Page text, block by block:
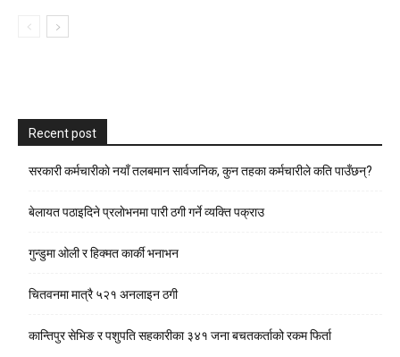
Recent post
सरकारी कर्मचारीकाे नयाँ तलबमान सार्वजनिक, कुन तहका कर्मचारीले कति पाउँछन्?
बेलायत पठाइदिने प्रलाेभनमा पारी ठगी गर्ने व्यक्ति पक्राउ
गुन्डुमा ओली र हिक्मत कार्की भनाभन
चितवनमा मात्रै ५२१ अनलाइन ठगी
कान्तिपुर सेभिङ र पशुपति सहकारीका ३४१ जना बचतकर्ताको रकम फिर्ता